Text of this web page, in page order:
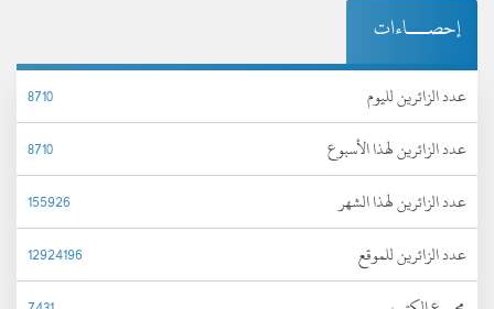
إحصـــاءات
عدد الزائرين لليوم
8710
عدد الزائرين لهذا الأسبوع
8710
عدد الزائرين لهذا الشهر
155926
عدد الزائرين للموقع
12924196